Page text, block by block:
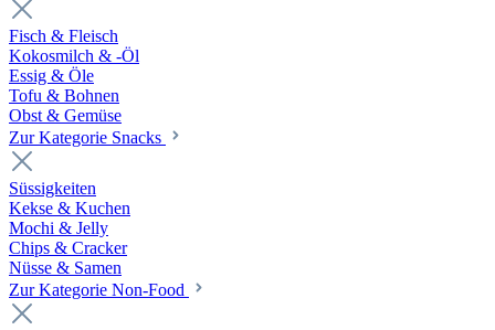
Fisch & Fleisch
Kokosmilch & -Öl
Essig & Öle
Tofu & Bohnen
Obst & Gemüse
Zur Kategorie Snacks
Süssigkeiten
Kekse & Kuchen
Mochi & Jelly
Chips & Cracker
Nüsse & Samen
Zur Kategorie Non-Food